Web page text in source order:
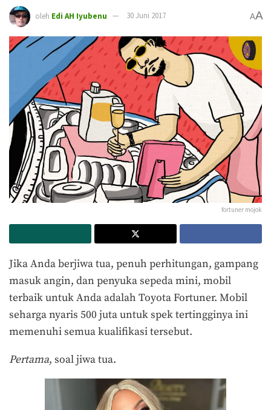
oleh Edi AH Iyubenu 30 Juni 2017 AA
fortuner mojok
Jika Anda berjiwa tua, penuh perhitungan, gampang
masuk angin, dan penyuka sepeda mini, mobil
terbaik untuk Anda adalah Toyota Fortuner. Mobil
seharga nyaris 500 juta untuk spek tertingginya ini
memenuhi semua kualifikasi tersebut.
Pertama, soal jiwa tua.